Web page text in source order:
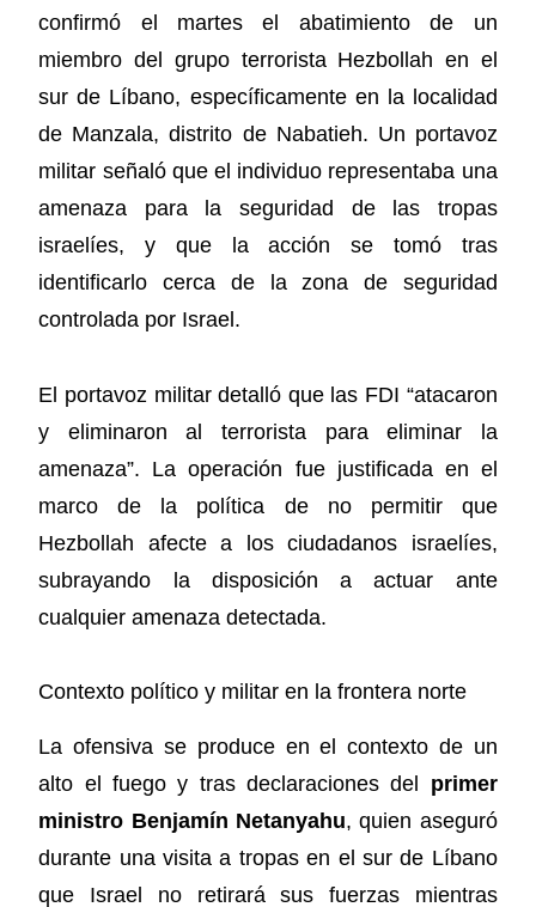
confirmó el martes el abatimiento de un
miembro del grupo terrorista Hezbollah en el
sur de Líbano, específicamente en la localidad
de Manzala, distrito de Nabatieh. Un portavoz
militar señaló que el individuo representaba una
amenaza para la seguridad de las tropas
israelíes, y que la acción se tomó tras
identificarlo cerca de la zona de seguridad
controlada por Israel.
El portavoz militar detalló que las FDI “atacaron
y eliminaron al terrorista para eliminar la
amenaza”. La operación fue justificada en el
marco de la política de no permitir que
Hezbollah afecte a los ciudadanos israelíes,
subrayando la disposición a actuar ante
cualquier amenaza detectada.
Contexto político y militar en la frontera norte
La ofensiva se produce en el contexto de un
alto el fuego y tras declaraciones del primer
ministro Benjamín Netanyahu, quien aseguró
durante una visita a tropas en el sur de Líbano
que Israel no retirará sus fuerzas mientras